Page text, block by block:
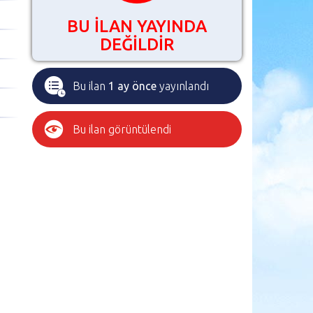
BU İLAN YAYINDA
DEĞİLDİR
Bu ilan 1 ay önce yayınlandı
Bu ilan görüntülendi